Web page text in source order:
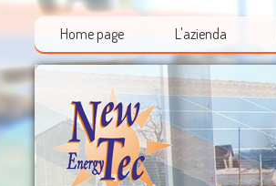
Home page L'azienda